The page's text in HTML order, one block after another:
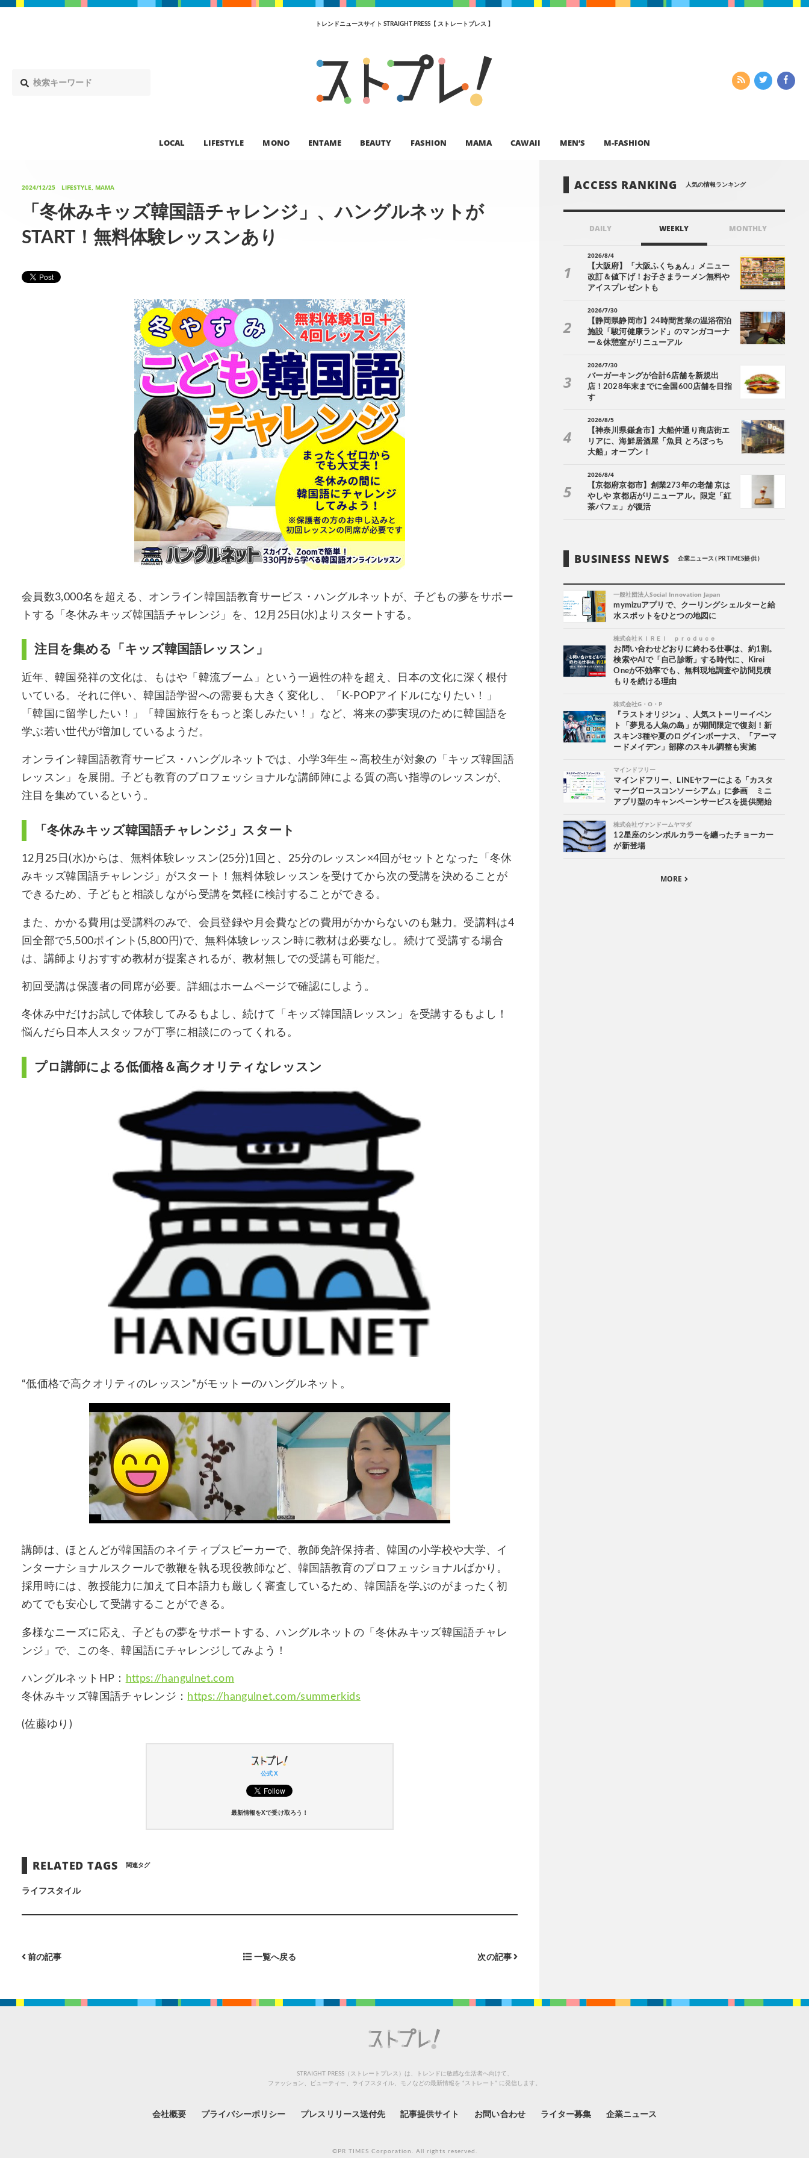
トレンドニュースサイト STRAIGHT PRESS【 ストレートプレス 】
LOCAL LIFESTYLE MONO ENTAME BEAUTY FASHION MAMA CAWAII MEN’S M-FASHION
2024/12/25 LIFESTYLE, MAMA
「冬休みキッズ韓国語チャレンジ」、ハングルネットが
START！無料体験レッスンあり
会員数3,000名を超える、オンライン韓国語教育サービス・ハングルネットが、子どもの夢をサポー
トする「冬休みキッズ韓国語チャレンジ」を、12月25日(水)よりスタートする。
注目を集める「キッズ韓国語レッスン」
近年、韓国発祥の文化は、もはや「韓流ブーム」という一過性の枠を超え、日本の文化に深く根付
いている。それに伴い、韓国語学習への需要も大きく変化し、「K-POPアイドルになりたい！」
「韓国に留学したい！」「韓国旅行をもっと楽しみたい！」など、将来の夢実現のために韓国語を
学ぶ若い世代が増加しているようだ。
オンライン韓国語教育サービス・ハングルネットでは、小学3年生～高校生が対象の「キッズ韓国語
レッスン」を展開。子ども教育のプロフェッショナルな講師陣による質の高い指導のレッスンが、
注目を集めているという。
「冬休みキッズ韓国語チャレンジ」スタート
12月25日(水)からは、無料体験レッスン(25分)1回と、25分のレッスン×4回がセットとなった「冬休
みキッズ韓国語チャレンジ」がスタート！無料体験レッスンを受けてから次の受講を決めることが
できるため、子どもと相談しながら受講を気軽に検討することができる。
また、かかる費用は受講料のみで、会員登録や月会費などの費用がかからないのも魅力。受講料は4
回全部で5,500ポイント(5,800円)で、無料体験レッスン時に教材は必要なし。続けて受講する場合
は、講師よりおすすめ教材が提案されるが、教材無しでの受講も可能だ。
初回受講は保護者の同席が必要。詳細はホームページで確認にしよう。
冬休み中だけお試しで体験してみるもよし、続けて「キッズ韓国語レッスン」を受講するもよし！
悩んだら日本人スタッフが丁寧に相談にのってくれる。
プロ講師による低価格＆高クオリティなレッスン
“低価格で高クオリティのレッスン”がモットーのハングルネット。
講師は、ほとんどが韓国語のネイティブスピーカーで、教師免許保持者、韓国の小学校や大学、イ
ンターナショナルスクールで教鞭を執る現役教師など、韓国語教育のプロフェッショナルばかり。
採用時には、教授能力に加えて日本語力も厳しく審査しているため、韓国語を学ぶのがまったく初
めてでも安心して受講することができる。
多様なニーズに応え、子どもの夢をサポートする、ハングルネットの「冬休みキッズ韓国語チャレ
ンジ」で、この冬、韓国語にチャレンジしてみよう！
ハングルネットHP：
https://hangulnet.com
冬休みキッズ韓国語チャレンジ：
https://hangulnet.com/summerkids
(佐藤ゆり)
公式 X
最新情報をXで受け取ろう！
RELATED TAGS 関連タグ
ライフスタイル
前の記事 一覧へ戻る 次の記事
ACCESS RANKING 人気の情報ランキング
DAILY WEEKLY MONTHLY
2026/8/4
【大阪府】「大阪ふくちぁん」メニュー
改訂＆値下げ！お子さまラーメン無料や
アイスプレゼントも
2026/7/30
【静岡県静岡市】24時間営業の温浴宿泊
施設「駿河健康ランド」のマンガコーナ
ー＆休憩室がリニューアル
2026/7/30
バーガーキングが合計6店舗を新規出
店！2028年末までに全国600店舗を目指
す
2026/8/5
【神奈川県鎌倉市】大船仲通り商店街エ
リアに、海鮮居酒屋「魚貝 とろぼっち
大船」オープン！
2026/8/4
【京都府京都市】創業273年の老舗 京は
やしや 京都店がリニューアル。限定「紅
茶パフェ」が復活
BUSINESS NEWS 企業ニュース ( PR TIMES提供 )
一般社団法人Social Innovation Japan
mymizuアプリで、クーリングシェルターと給
水スポットをひとつの地図に
株式会社ＫＩＲＥＩ ｐｒｏｄｕｃｅ
お問い合わせどおりに終わる仕事は、約1割。
検索やAIで「自己診断」する時代に、Kirei
Oneが不効率でも、無料現地調査や訪問見積
もりを続ける理由
株式会社G・O・P
『ラストオリジン』、人気ストーリーイベン
ト「夢見る人魚の島」が期間限定で復刻！新
スキン3種や夏のログインボーナス、「アーマ
ードメイデン」部隊のスキル調整も実施
マインドフリー
マインドフリー、LINEヤフーによる「カスタ
マーグロースコンソーシアム」に参画 ミニ
アプリ型のキャンペーンサービスを提供開始
株式会社ヴァンドームヤマダ
12星座のシンボルカラーを纏ったチョーカー
が新登場
MORE
STRAIGHT PRESS（ストレートプレス）は、トレンドに敏感な生活者へ向けて、
ファッション、ビューティー、ライフスタイル、モノなどの最新情報を “ストレート” に発信します。
会社概要 プライバシーポリシー プレスリリース送付先 記事提供サイト お問い合わせ ライター募集 企業ニュース
©PR TIMES Corporation. All rights reserved.